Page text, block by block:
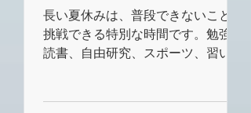
長い夏休みは、普段できないことに
挑戦できる特別な時間です。勉強や
読書、自由研究、スポーツ、習い事